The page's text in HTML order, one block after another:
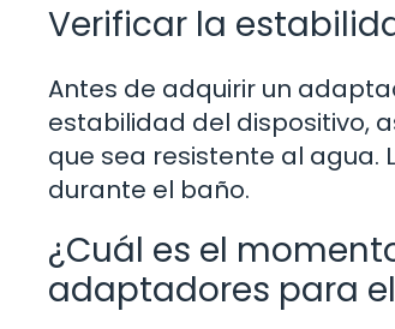
Verificar la
Antes de adquirir un
estabilidad del dispositivo,
que sea resistente al
durante el baño.
¿Cuál es el
adaptadores para